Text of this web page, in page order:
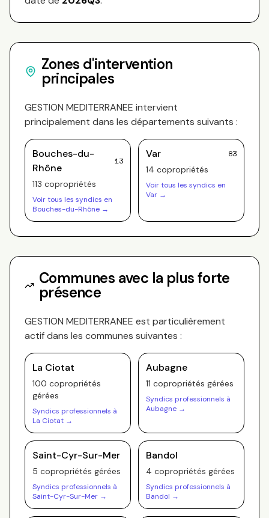
Zones d'intervention
principales
GESTION MEDITERRANEE intervient
principalement dans les départements suivants :
Bouches-du-
Rhône
13
113 copropriétés
Voir tous les syndics en
Bouches-du-Rhône →
Var 83
14 copropriétés
Voir tous les syndics en
Var →
Communes avec la plus forte
présence
GESTION MEDITERRANEE est particulièrement
actif dans les communes suivantes :
La Ciotat
100 copropriétés
gérées
Syndics professionnels à
La Ciotat →
Aubagne
11 copropriétés gérées
Syndics professionnels à
Aubagne →
Saint-Cyr-Sur-Mer
5 copropriétés gérées
Syndics professionnels à
Saint-Cyr-Sur-Mer →
Bandol
4 copropriétés gérées
Syndics professionnels à
Bandol →